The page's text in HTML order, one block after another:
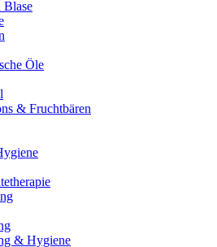
Blase
Öle
& Fruchtbären
& Hygiene